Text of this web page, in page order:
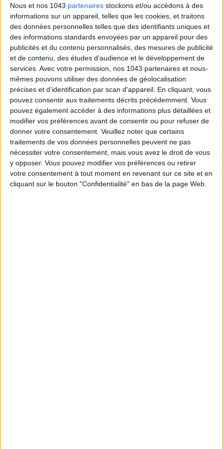
Nous et nos 1043 partenaires stockons et/ou accédons à des
informations sur un appareil, telles que les cookies, et traitons
des données personnelles telles que des identifiants uniques et
des informations standards envoyées par un appareil pour des
publicités et du contenu personnalisés, des mesures de publicité
et de contenu, des études d'audience et le développement de
services. Avec votre permission, nos 1043 partenaires et nous-
mêmes pouvons utiliser des données de géolocalisation
précises et d’identification par scan d'appareil. En cliquant, vous
pouvez consentir aux traitements décrits précédemment. Vous
pouvez également accéder à des informations plus détaillées et
modifier vos préférences avant de consentir ou pour refuser de
donner votre consentement. Veuillez noter que certains
traitements de vos données personnelles peuvent ne pas
nécessiter votre consentement, mais vous avez le droit de vous
y opposer. Vous pouvez modifier vos préférences ou retirer
votre consentement à tout moment en revenant sur ce site et en
cliquant sur le bouton "Confidentialité" en bas de la page Web.
LES PLUS BEAUX BAGAGES POUR VOYAGER AVEC STYLE